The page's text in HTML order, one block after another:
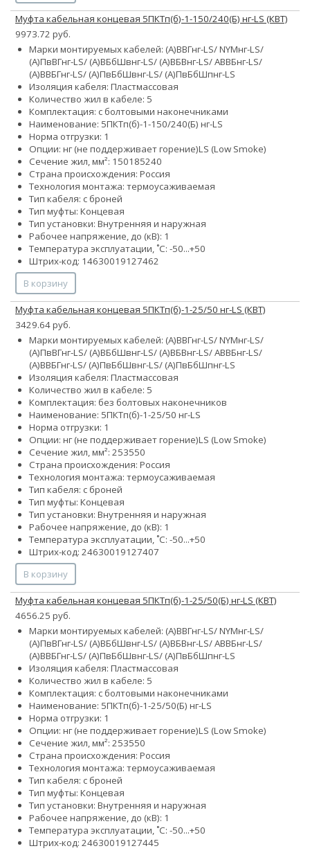
Муфта кабельная концевая 5ПКТп(б)-1-150/240(Б) нг-LS (КВТ)
9973.72 руб.
Марки монтируемых кабелей: (А)ВВГнг-LS/ NYMнг-LS/
(А)ПвВГнг-LS/ (А)ВБбШвнг-LS/ (А)ВБВнг-LS/ АВВБнг-LS/
(А)ВВБГнг-LS/ (А)ПвБбШвнг-LS/ (А)ПвБбШпнг-LS
Изоляция кабеля: Пластмассовая
Количество жил в кабеле: 5
Комплектация: с болтовыми наконечниками
Наименование: 5ПКТп(б)-1-150/240(Б) нг-LS
Норма отгрузки: 1
Опции: нг (не поддерживает горение)LS (Low Smoke)
Сечение жил, мм²: 150185240
Страна происхождения: Россия
Технология монтажа: термоусаживаемая
Тип кабеля: с броней
Тип муфты: Концевая
Тип установки: Внутренняя и наружная
Рабочее напряжение, до (кВ): 1
Температура эксплуатации, ˚С: -50...+50
Штрих-код: 14630019127462
В корзину
Муфта кабельная концевая 5ПКТп(б)-1-25/50 нг-LS (КВТ)
3429.64 руб.
Марки монтируемых кабелей: (А)ВВГнг-LS/ NYMнг-LS/
(А)ПвВГнг-LS/ (А)ВБбШвнг-LS/ (А)ВБВнг-LS/ АВВБнг-LS/
(А)ВВБГнг-LS/ (А)ПвБбШвнг-LS/ (А)ПвБбШпнг-LS
Изоляция кабеля: Пластмассовая
Количество жил в кабеле: 5
Комплектация: без болтовых наконечников
Наименование: 5ПКТп(б)-1-25/50 нг-LS
Норма отгрузки: 1
Опции: нг (не поддерживает горение)LS (Low Smoke)
Сечение жил, мм²: 253550
Страна происхождения: Россия
Технология монтажа: термоусаживаемая
Тип кабеля: с броней
Тип муфты: Концевая
Тип установки: Внутренняя и наружная
Рабочее напряжение, до (кВ): 1
Температура эксплуатации, ˚С: -50...+50
Штрих-код: 24630019127407
В корзину
Муфта кабельная концевая 5ПКТп(б)-1-25/50(Б) нг-LS (КВТ)
4656.25 руб.
Марки монтируемых кабелей: (А)ВВГнг-LS/ NYMнг-LS/
(А)ПвВГнг-LS/ (А)ВБбШвнг-LS/ (А)ВБВнг-LS/ АВВБнг-LS/
(А)ВВБГнг-LS/ (А)ПвБбШвнг-LS/ (А)ПвБбШпнг-LS
Изоляция кабеля: Пластмассовая
Количество жил в кабеле: 5
Комплектация: с болтовыми наконечниками
Наименование: 5ПКТп(б)-1-25/50(Б) нг-LS
Норма отгрузки: 1
Опции: нг (не поддерживает горение)LS (Low Smoke)
Сечение жил, мм²: 253550
Страна происхождения: Россия
Технология монтажа: термоусаживаемая
Тип кабеля: с броней
Тип муфты: Концевая
Тип установки: Внутренняя и наружная
Рабочее напряжение, до (кВ): 1
Температура эксплуатации, ˚С: -50...+50
Штрих-код: 24630019127445